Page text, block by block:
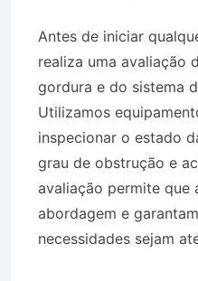
Antes de iniciar
realiza uma avaliação
gordura e do sistema
Utilizamos
inspecionar o estado
grau de obstrução e
avaliação permite que
abordagem e
necessidades sejam